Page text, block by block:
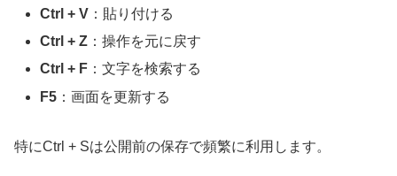
Ctrl + V ：貼り付ける
Ctrl + Z ：操作を元に戻す
Ctrl + F ：文字を検索する
F5 ：画面を更新する
特にCtrl + Sは公開前の保存で頻繁に利用します。